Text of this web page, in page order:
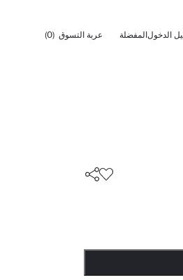
الدخولالمفضلة عربة التسوق (0)